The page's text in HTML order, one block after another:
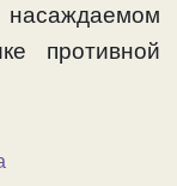
насаждаемом
противной